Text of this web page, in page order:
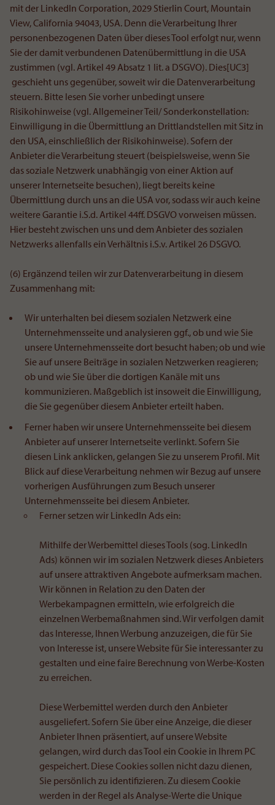
mit der LinkedIn Corporation, 2029 Stierlin Court, Mountain
View, California 94043, USA. Denn die Verarbeitung Ihrer
personenbezogenen Daten über dieses Tool erfolgt nur, wenn
Sie der damit verbundenen Datenübermittlung in die USA
zustimmen (vgl. Artikel 49 Absatz 1 lit. a DSGVO). Dies[UC3]
geschieht uns gegenüber, soweit wir die Datenverarbeitung
steuern. Bitte lesen Sie vorher unbedingt unsere
Risikohinweise (vgl. Allgemeiner Teil/ Sonderkonstellation:
Einwilligung in die Übermittlung an Drittlandstellen mit Sitz in
den USA, einschließlich der Risikohinweise). Sofern der
Anbieter die Verarbeitung steuert (beispielsweise, wenn Sie
das soziale Netzwerk unabhängig von einer Aktion auf
unserer Internetseite besuchen), liegt bereits keine
Übermittlung durch uns an die USA vor, sodass wir auch keine
weitere Garantie i.S.d. Artikel 44ff. DSGVO vorweisen müssen.
Hier besteht zwischen uns und dem Anbieter des sozialen
Netzwerks allenfalls ein Verhältnis i.S.v. Artikel 26 DSGVO.
(6) Ergänzend teilen wir zur Datenverarbeitung in diesem
Zusammenhang mit:
Wir unterhalten bei diesem sozialen Netzwerk eine
Unternehmensseite und analysieren ggf., ob und wie Sie
unsere Unternehmensseite dort besucht haben; ob und wie
Sie auf unsere Beiträge in sozialen Netzwerken reagieren;
ob und wie Sie über die dortigen Kanäle mit uns
kommunizieren. Maßgeblich ist insoweit die Einwilligung,
die Sie gegenüber diesem Anbieter erteilt haben.
Ferner haben wir unsere Unternehmensseite bei diesem
Anbieter auf unserer Internetseite verlinkt. Sofern Sie
diesen Link anklicken, gelangen Sie zu unserem Profil. Mit
Blick auf diese Verarbeitung nehmen wir Bezug auf unsere
vorherigen Ausführungen zum Besuch unserer
Unternehmensseite bei diesem Anbieter.
Ferner setzen wir LinkedIn Ads ein:
Mithilfe der Werbemittel dieses Tools (sog. LinkedIn
Ads) können wir im sozialen Netzwerk dieses Anbieters
auf unsere attraktiven Angebote aufmerksam machen.
Wir können in Relation zu den Daten der
Werbekampagnen ermitteln, wie erfolgreich die
einzelnen Werbemaßnahmen sind. Wir verfolgen damit
das Interesse, Ihnen Werbung anzuzeigen, die für Sie
von Interesse ist, unsere Website für Sie interessanter zu
gestalten und eine faire Berechnung von Werbe-Kosten
zu erreichen.
Diese Werbemittel werden durch den Anbieter
ausgeliefert. Sofern Sie über eine Anzeige, die dieser
Anbieter Ihnen präsentiert, auf unsere Website
gelangen, wird durch das Tool ein Cookie in Ihrem PC
gespeichert. Diese Cookies sollen nicht dazu dienen,
Sie persönlich zu identifizieren. Zu diesem Cookie
werden in der Regel als Analyse-Werte die Unique